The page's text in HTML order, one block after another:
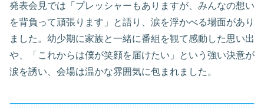
発表会見では「プレッシャーもありますが、みんなの想い
を背負って頑張ります」と語り、涙を浮かべる場面があり
ました。幼少期に家族と一緒に番組を観て感動した思い出
や、「これからは僕が笑顔を届けたい」という強い決意が
涙を誘い、会場は温かな雰囲気に包まれました。